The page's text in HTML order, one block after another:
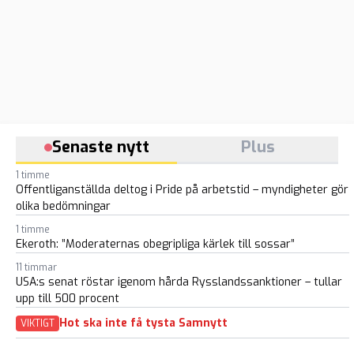
Senaste nytt Plus
1 timme
Offentliganställda deltog i Pride på arbetstid – myndigheter gör
olika bedömningar
1 timme
Ekeroth: ”Moderaternas obegripliga kärlek till sossar”
11 timmar
USA:s senat röstar igenom hårda Rysslandssanktioner – tullar
upp till 500 procent
VIKTIGT Hot ska inte få tysta Samnytt